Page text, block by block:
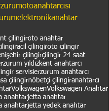
çilingiroto anahtar
acil çilingiroto çilingir
çilingirçilingir 24 saat
yıldızkent anahtarcı
servisierzurum anahtarcı
çilingirnöbetçi çilingiranahtarcı
VolkswagenVolkswagen Anahtar
anahtarjetta anahtar
anahtarjetta yedek anahtar